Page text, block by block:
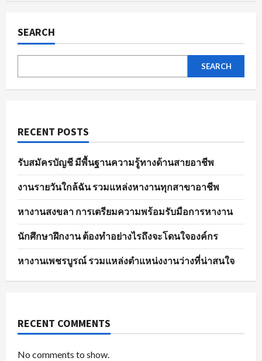
มี
pagination
SEARCH
SEARCH
RECENT POSTS
รับสมัครบัญชี มีพื้นฐานความรู้ทางด้านสายอาชีพ
งานรายวันใกล้ฉัน รวมแหล่งหางานทุกสาขาอาชีพ
หางานสงขลา การเตรียมความพร้อมรับมือการหางาน
นักศึกษาฝึกงาน ต้องทำอย่างไรถึงจะโดนใจองค์กร
หางานเพชรบูรณ์ รวมแหล่งตำแหน่งงานว่างที่น่าสนใจ
RECENT COMMENTS
No comments to show.